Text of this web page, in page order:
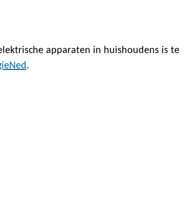
apparaten in huishoudens is te
.